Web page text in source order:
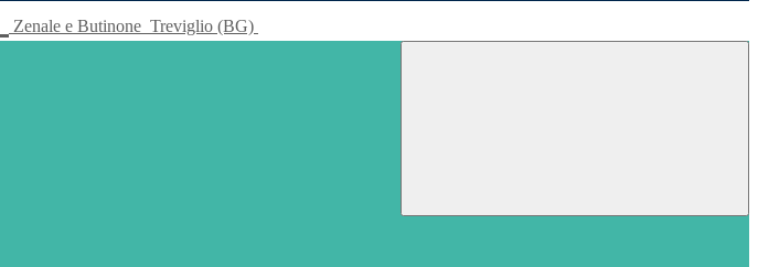
Zenale e Butinone Treviglio (BG)